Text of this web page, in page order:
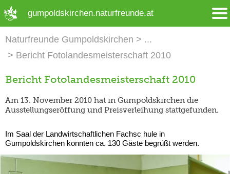
gumpoldskirchen.naturfreunde.at
Naturfreunde Gumpoldskirchen
Bericht Fotolandesmeisterschaft 2010
Bericht Fotolandesmeisterschaft 2010
Am 13. November 2010 hat in Gumpoldskirchen die
Ausstellungseröffung und Preisverleihung stattgefunden.
Im Saal der Landwirtschaftlichen Fachsc hule in
Gumpoldskirchen konnten ca. 130 G ä s t e b e g r ü ß t w e r d e n .